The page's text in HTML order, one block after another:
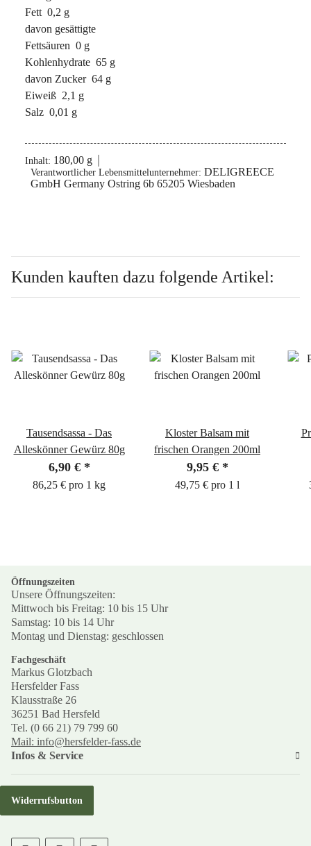
Fett 0,2 g
davon gesättigte
Fettsäuren 0 g
Kohlenhydrate 65 g
davon Zucker 64 g
Eiweiß 2,1 g
Salz 0,01 g
Inhalt: 180,00 g
Verantwortlicher Lebensmittelunternehmer: DELIGREECE
GmbH Germany Ostring 6b 65205 Wiesbaden
Kunden kauften dazu folgende Artikel:
Tausendsassa - Das
Alleskönner Gewürz 80g
6,90 € *
86,25 € pro 1 kg
Kloster Balsam mit
frischen Orangen 200ml
9,95 € *
49,75 € pro 1 l
Öffnungszeiten
Unsere Öffnungszeiten:
Mittwoch bis Freitag: 10 bis 15 Uhr
Samstag: 10 bis 14 Uhr
Montag und Dienstag: geschlossen
Fachgeschäft
Markus Glotzbach
Hersfelder Fass
Klausstraße 26
36251 Bad Hersfeld
Tel. (0 66 21) 79 799 60
Mail: info@hersfelder-fass.de
Infos & Service
Widerrufsbutton